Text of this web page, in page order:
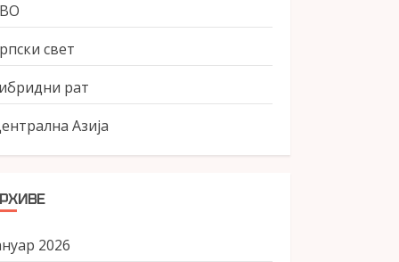
свет
рат
Азија
2026